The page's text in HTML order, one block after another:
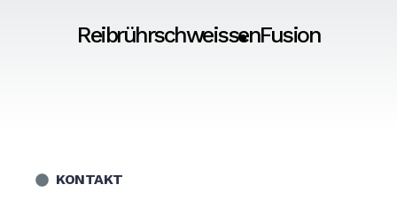
ReibrührschweissenFusion
KONTAKT